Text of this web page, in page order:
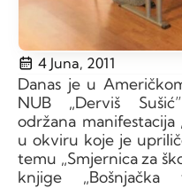
4 Juna, 2011
Danas je u
NUB „Derviš
održana manifestacija
u okviru koje je
temu „Smjernica za
knjige